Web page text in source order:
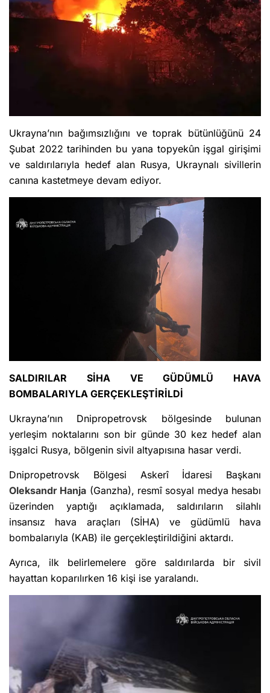
Ukrayna’nın bağımsızlığını ve toprak bütünlüğünü 24
Şubat 2022 tarihinden bu yana topyekûn işgal girişimi
ve saldırılarıyla hedef alan Rusya, Ukraynalı sivillerin
canına kastetmeye devam ediyor.
SALDIRILAR SİHA VE GÜDÜMLÜ HAVA
BOMBALARIYLA GERÇEKLEŞTİRİLDİ
Ukrayna’nın Dnipropetrovsk bölgesinde bulunan
yerleşim noktalarını son bir günde 30 kez hedef alan
işgalci Rusya, bölgenin sivil altyapısına hasar verdi.
Dnipropetrovsk Bölgesi Askerî İdaresi Başkanı
Oleksandr Hanja (Ganzha), resmî sosyal medya hesabı
üzerinden yaptığı açıklamada, saldırıların silahlı
insansız hava araçları (SİHA) ve güdümlü hava
bombalarıyla (KAB) ile gerçekleştirildiğini aktardı.
Ayrıca, ilk belirlemelere göre saldırılarda bir sivil
hayattan koparılırken 16 kişi ise yaralandı.